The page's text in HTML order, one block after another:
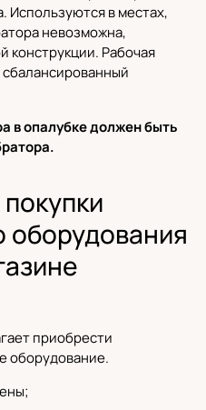
Используются в местах,
невозможна,
конструкции. Рабочая
в опалубке должен быть
оборудования
приобрести
оборудование.